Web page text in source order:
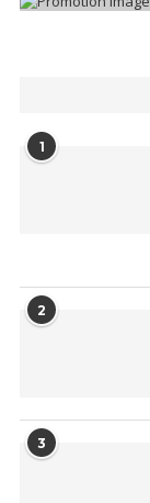
1
2
3